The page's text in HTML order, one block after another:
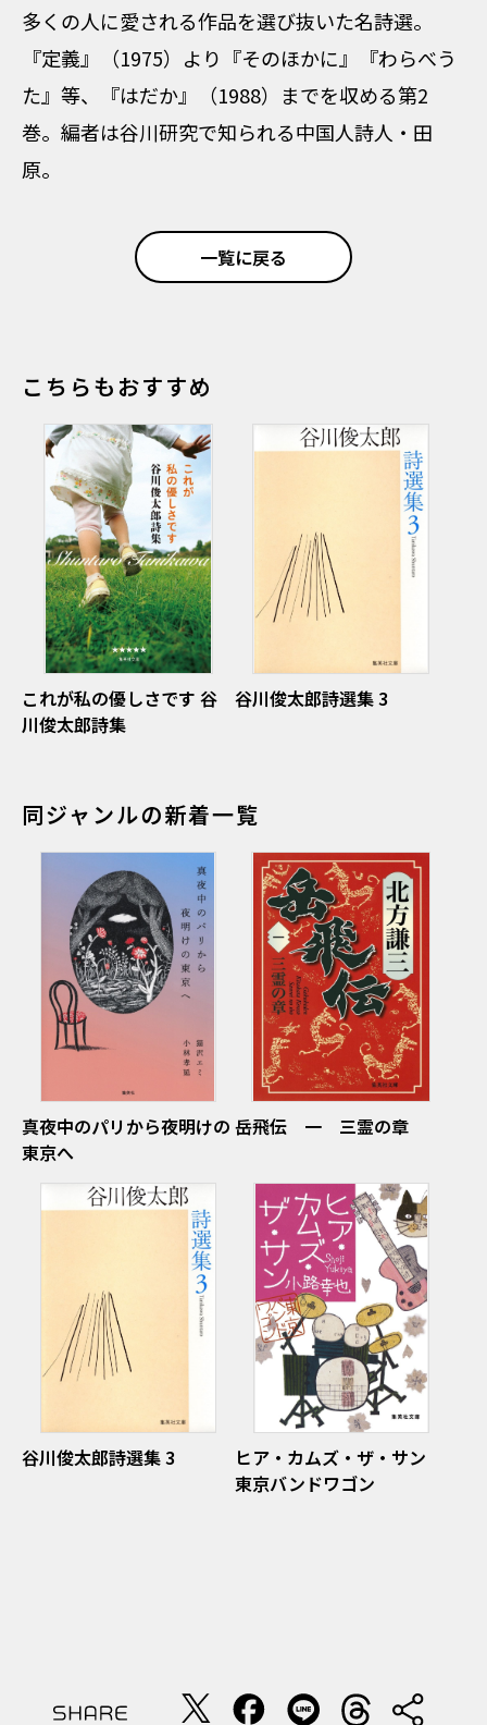
多くの人に愛される作品を選び抜いた名詩選。
『定義』（1975）より『そのほかに』『わらべう
た』等、『はだか』（1988）までを収める第2
巻。編者は谷川研究で知られる中国人詩人・田
原。
一覧に戻る
こちらもおすすめ
これが私の優しさです 谷
川俊太郎詩集
谷川俊太郎詩選集 3
同ジャンルの新着一覧
真夜中のパリから夜明けの
東京へ
岳飛伝 一 三霊の章
谷川俊太郎詩選集 3
ヒア・カムズ・ザ・サン
東京バンドワゴン